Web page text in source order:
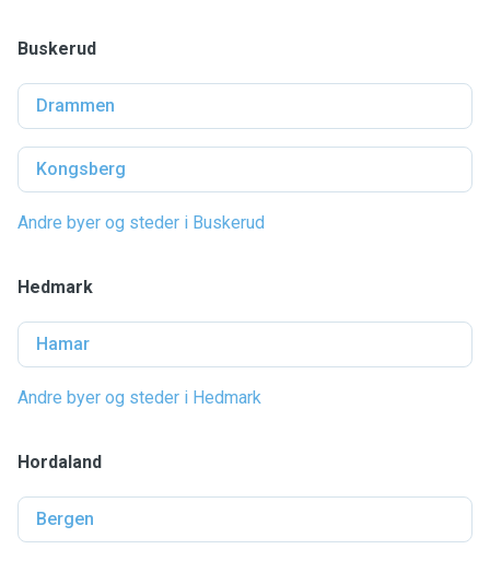
Buskerud
Drammen
Kongsberg
Andre byer og steder i Buskerud
Hedmark
Hamar
Andre byer og steder i Hedmark
Hordaland
Bergen